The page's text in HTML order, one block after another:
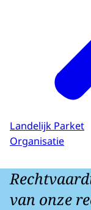
Landelijk Parket
Organisatie
van onze